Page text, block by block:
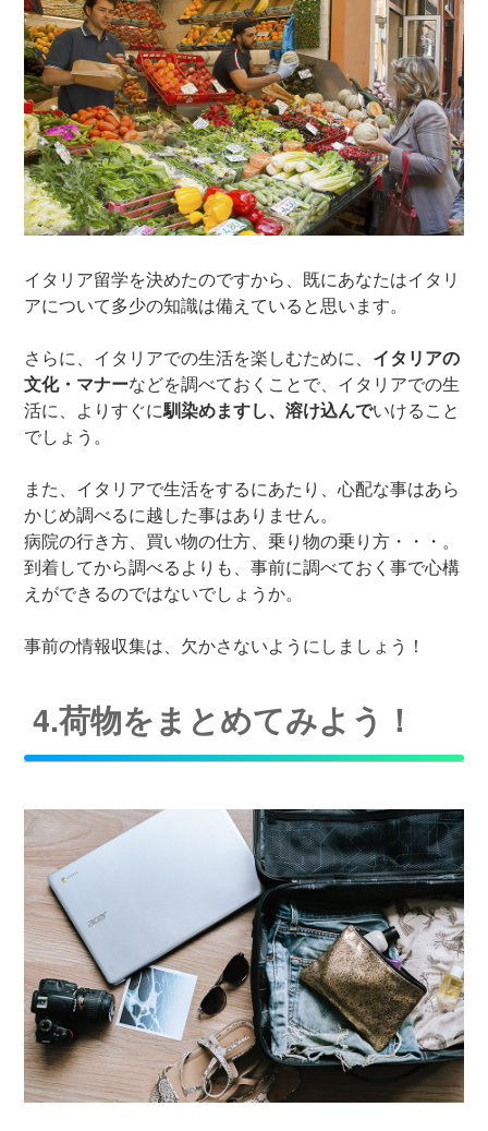
イタリア留学を決めたのですから、既にあなたはイタリ
アについて多少の知識は備えていると思います。
さらに、イタリアでの生活を楽しむために、 イタリアの
文化・マナーなどを調べておくことで、イタリアでの生
活に、よりすぐに馴染めますし、溶け込んでいけること
でしょう。
また、イタリアで生活をするにあたり、心配な事はあら
かじめ調べるに越した事はありません。
病院の行き方、買い物の仕方、乗り物の乗り方・・・。
到着してから調べるよりも、事前に調べておく事で心構
えができるのではないでしょうか。
事前の情報収集は、欠かさないようにしましょう！
4.荷物をまとめてみよう！